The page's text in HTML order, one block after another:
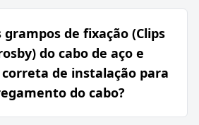
grampos de fixação (Clips
do cabo de aço e
de instalação para
do cabo?